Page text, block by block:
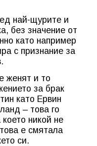
най-щурите и
без значение от
като например
с признание за
женят и то
за брак
като Ервин
– това го
никой не
е смятала
си.